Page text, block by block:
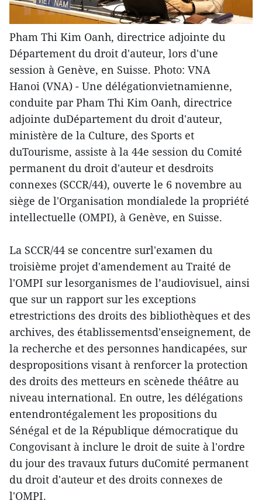
Pham Thi Kim Oanh, directrice adjointe du
Département du droit d'auteur, lors d'une
session à Genève, en Suisse. Photo: VNA
Hanoi (VNA) - Une délégationvietnamienne,
conduite par Pham Thi Kim Oanh, directrice
adjointe duDépartement du droit d'auteur,
ministère de la Culture, des Sports et
duTourisme, assiste à la 44e session du Comité
permanent du droit d'auteur et desdroits
connexes (SCCR/44), ouverte le 6 novembre au
siège de l'Organisation mondialede la propriété
intellectuelle (OMPI), à Genève, en Suisse.
La SCCR/44 se concentre surl'examen du
troisième projet d'amendement au Traité de
l'OMPI sur lesorganismes de l’audiovisuel, ainsi
que sur un rapport sur les exceptions
etrestrictions des droits des bibliothèques et des
archives, des établissementsd'enseignement, de
la recherche et des personnes handicapées, sur
despropositions visant à renforcer la protection
des droits des metteurs en scènede théâtre au
niveau international. En outre, les délégations
entendrontégalement les propositions du
Sénégal et de la République démocratique du
Congovisant à inclure le droit de suite à l'ordre
du jour des travaux futurs duComité permanent
du droit d'auteur et des droits connexes de
l'OMPI.